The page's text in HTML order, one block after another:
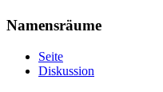
Namensräume
Seite
Diskussion